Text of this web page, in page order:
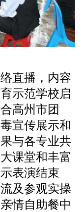
直播，内容
示范学校启
高州市团
宣传展示和
与各专业共
课堂和丰富
表演结束
及参观实操
情自助餐中